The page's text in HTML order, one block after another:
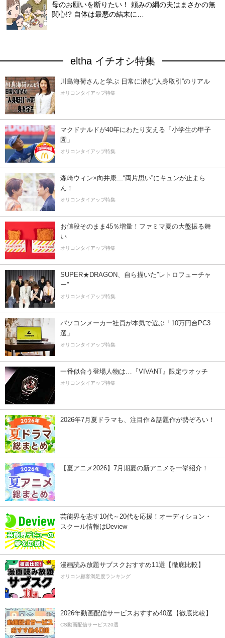
母のお願いを断りたい！ 頼みの綱の夫はまさかの無
関心!? 自体は最悪の結末に…
eltha イチオシ特集
川島海荷さんと学ぶ 日常に潜む“人身取引”のリアル
オリコンタイアップ特集
マクドナルドが40年にわたり支える「小学生の甲子
園」
オリコンタイアップ特集
森崎ウィン×向井康二“両片思い”にキュンが止まら
ん！
オリコンタイアップ特集
お値段そのまま45％増量！ファミマ夏の大盤振る舞
い
オリコンタイアップ特集
SUPER★DRAGON、自ら描いた”レトロフューチャ
ー”
オリコンタイアップ特集
パソコンメーカー社員が本気で選ぶ「10万円台PC3
選」
オリコンタイアップ特集
一番似合う登場人物は…『VIVANT』限定ウオッチ
オリコンタイアップ特集
2026年7月夏ドラマも、注目作＆話題作が勢ぞろい！
【夏アニメ2026】7月期夏の新アニメを一挙紹介！
芸能界を志す10代～20代を応援！オーディション・
スクール情報はDeview
漫画読み放題サブスクおすすめ11選【徹底比較】
オリコン顧客満足度ランキング
2026年動画配信サービスおすすめ40選【徹底比較】
CS動画配信サービス20選